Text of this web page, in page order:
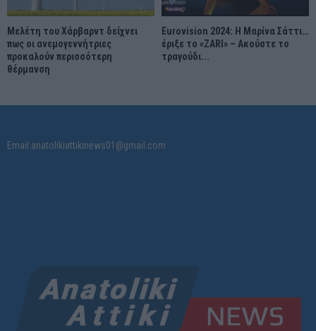
Μελέτη του Χάρβαρντ δείχνει
πως οι ανεμογεννήτριες
προκαλούν περισσότερη
θέρμανση
Eurovision 2024: Η Μαρίνα Σάττι…
έριξε το «ZARI» – Ακούστε το
τραγούδι...
Email:anatolikiattikinews01@gmail.com